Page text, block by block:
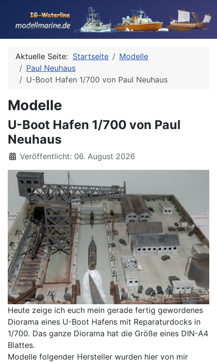
Aktuelle Seite: Startseite
Modelle
Paul Neuhaus
U-Boot Hafen 1/700 von Paul Neuhaus
Modelle
U-Boot Hafen 1/700 von Paul
Neuhaus
Details
Veröffentlicht: 06. August 2026
Heute zeige ich euch mein gerade fertig gewordenes
Diorama eines U-Boot Hafens mit Reparaturdocks in
1/700. Das ganze Diorama hat die Größe eines DIN-A4
Blattes.
Modelle folgender Hersteller wurden hier von mir